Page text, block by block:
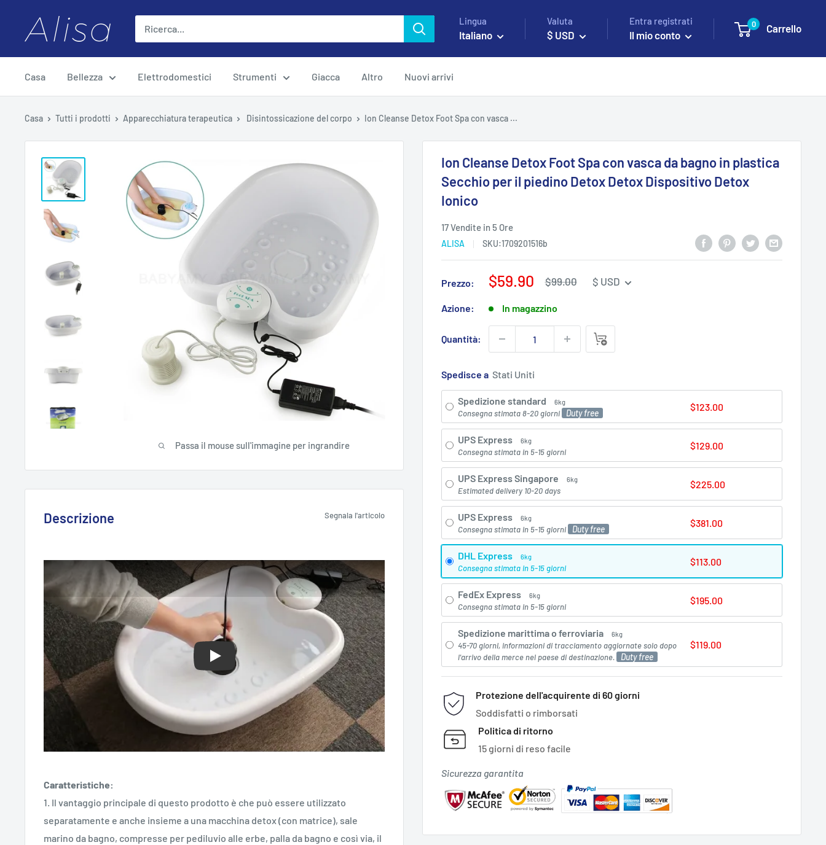
contenuto
ALISA Lingua
Italiano
Valuta
$ USD
Entra registrati
Il mio conto
0 Carrello
Casa Bellezza Elettrodomestici Strumenti Giacca Altro Nuovi arrivi
Casa Tutti i prodotti Apparecchiatura terapeutica Disintossicazione del corpo Ion Cleanse Detox Foot Spa con vasca ...
Passa il mouse sull'immagine per ingrandire
Ion Cleanse Detox Foot Spa con vasca da bagno in plastica
Secchio per il piedino Detox Detox Dispositivo Detox
Ionico
17 Vendite in 5 Ore
ALISA SKU:1709201516b
Prezzo:
Prezzo
vendita
$59.90
Prezzo
$99.00 $ USD
Azione: In magazzino
Quantità:
Spedisce a
Spedizione standard 6kg
Consegna stimata 8-20 giorni Duty free
$123.00
UPS Express 6kg
Consegna stimata in 5-15 giorni
$129.00
UPS Express Singapore 6kg
Estimated delivery 10-20 days
$225.00
UPS Express 6kg
Consegna stimata in 5-15 giorni Duty free
$381.00
DHL Express 6kg
Consegna stimata in 5-15 giorni
$113.00
FedEx Express 6kg
Consegna stimata in 5-15 giorni
$195.00
Spedizione marittima o ferroviaria 6kg
45-70 giorni, informazioni di tracciamento aggiornate solo dopo
l'arrivo della merce nel paese di destinazione.
Duty free
$119.00
Protezione dell'acquirente di 60 giorni
Soddisfatti o rimborsati
Politica di ritorno
15 giorni di reso facile
Sicurezza garantita
Descrizione Segnala l'articolo
Caratteristiche:
1. Il vantaggio principale di questo prodotto è che può essere utilizzato
separatamente e anche insieme a una macchina detox (con matrice), sale
marino da bagno, compresse per pediluvio alle erbe, palla da bagno e così via, il